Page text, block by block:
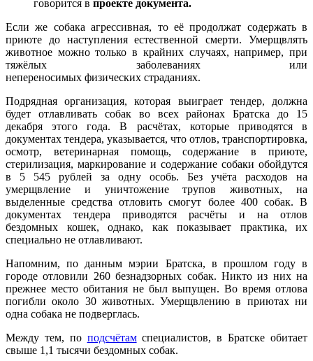
говорится в проекте документа.
Если же собака агрессивная, то её продолжат содержать в
приюте до наступления естественной смерти. Умерщвлять
животное можно только в крайних случаях, например, при
тяжёлых заболеваниях или
непереносимых физических страданиях.
Подрядная организация, которая выиграет тендер, должна
будет отлавливать собак во всех районах Братска до 15
декабря этого года. В расчётах, которые приводятся в
документах тендера, указывается, что отлов, транспортировка,
осмотр, ветеринарная помощь, содержание в приюте,
стерилизация, маркирование и содержание собаки обойдутся
в 5 545 рублей за одну особь. Без учёта расходов на
умерщвление и уничтожение трупов животных, на
выделенные средства отловить смогут более 400 собак. В
документах тендера приводятся расчёты и на отлов
бездомных кошек, однако, как показывает практика, их
специально не отлавливают.
Напомним, по данным мэрии Братска, в прошлом году в
городе отловили 260 безнадзорных собак. Никто из них на
прежнее место обитания не был выпущен. Во время отлова
погибли около 30 животных. Умерщвлению в приютах ни
одна собака не подверглась.
Между тем, по подсчётамспециалистов, в Братске обитает
свыше 1,1 тысячи бездомных собак.